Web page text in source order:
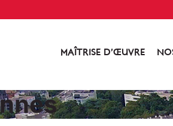
MAÎTRISE D’ŒUVRE